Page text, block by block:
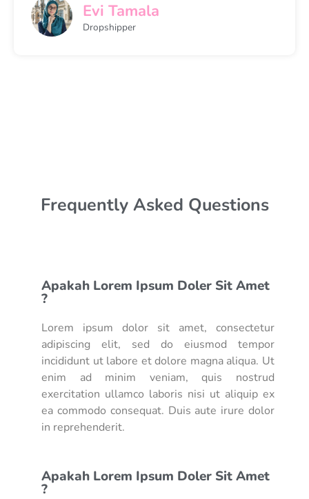
Evi Tamala
Dropshipper
Frequently Asked Questions
Apakah Lorem Ipsum Doler Sit Amet
?
Lorem ipsum dolor sit amet, consectetur
adipiscing elit, sed do eiusmod tempor
incididunt ut labore et dolore magna aliqua. Ut
enim ad minim veniam, quis nostrud
exercitation ullamco laboris nisi ut aliquip ex
ea commodo consequat. Duis aute irure dolor
in reprehenderit.
Apakah Lorem Ipsum Doler Sit Amet
?